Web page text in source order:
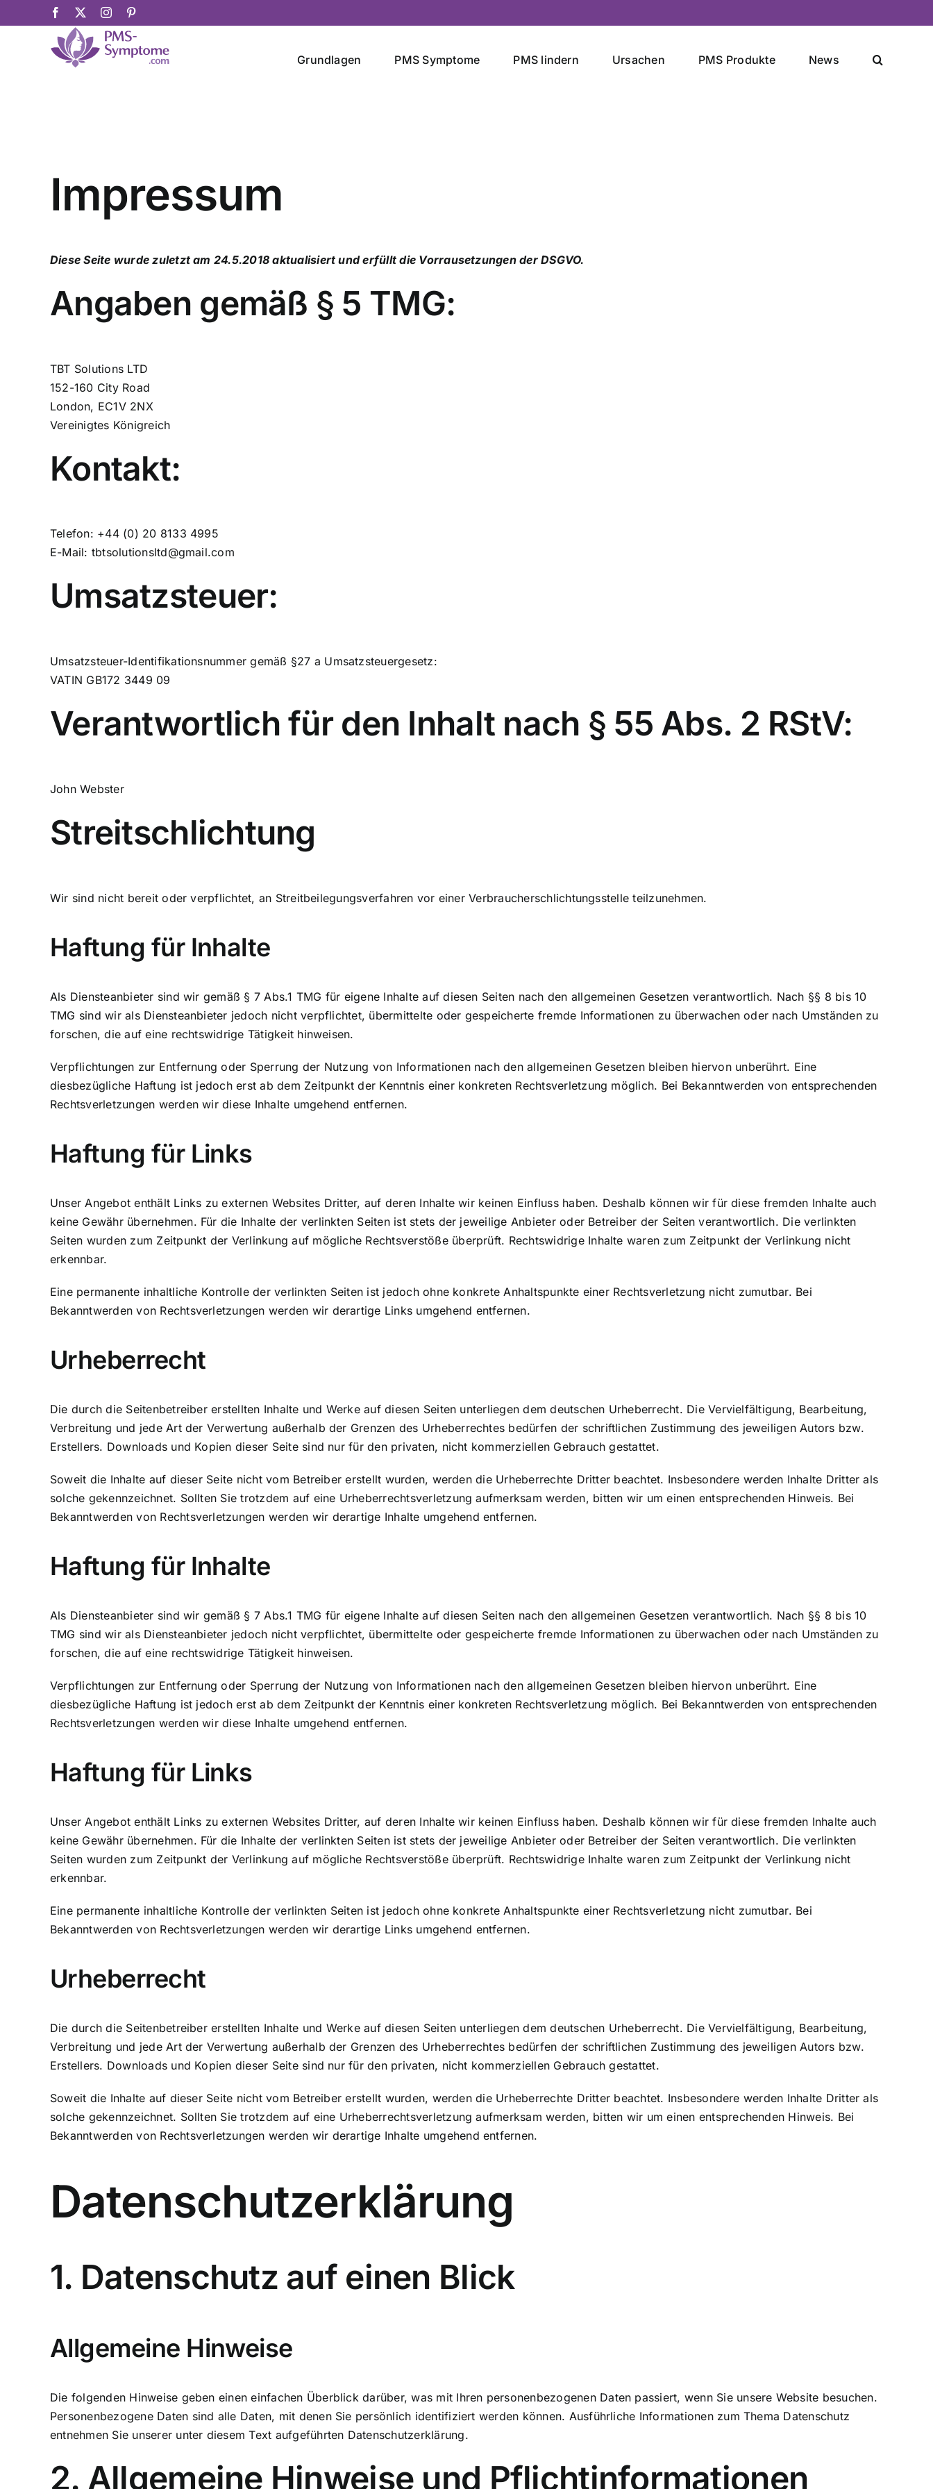
to
Facebook Instagram
Grundlagen PMS Symptome PMS lindern Ursachen PMS Produkte News
Impressum
Diese Seite wurde zuletzt am 24.5.2018 aktualisiert und erfüllt die Vorrausetzungen der DSGVO.
Angaben gemäß § 5 TMG:
TBT Solutions LTD
152-160 City Road
London, EC1V 2NX
Vereinigtes Königreich
Kontakt:
Telefon: +44 (0) 20 8133 4995
E-Mail: tbtsolutionsltd@gmail.com
Umsatzsteuer:
Umsatzsteuer-Identifikationsnummer gemäß §27 a Umsatzsteuergesetz:
VATIN GB172 3449 09
Verantwortlich für den Inhalt nach § 55 Abs. 2 RStV:
John Webster
Streitschlichtung
Wir sind nicht bereit oder verpflichtet, an Streitbeilegungsverfahren vor einer Verbraucherschlichtungsstelle teilzunehmen.
Haftung für Inhalte
Als Diensteanbieter sind wir gemäß § 7 Abs.1 TMG für eigene Inhalte auf diesen Seiten nach den allgemeinen Gesetzen verantwortlich. Nach §§ 8 bis 10
TMG sind wir als Diensteanbieter jedoch nicht verpflichtet, übermittelte oder gespeicherte fremde Informationen zu überwachen oder nach Umständen zu
forschen, die auf eine rechtswidrige Tätigkeit hinweisen.
Verpflichtungen zur Entfernung oder Sperrung der Nutzung von Informationen nach den allgemeinen Gesetzen bleiben hiervon unberührt. Eine
diesbezügliche Haftung ist jedoch erst ab dem Zeitpunkt der Kenntnis einer konkreten Rechtsverletzung möglich. Bei Bekanntwerden von entsprechenden
Rechtsverletzungen werden wir diese Inhalte umgehend entfernen.
Haftung für Links
Unser Angebot enthält Links zu externen Websites Dritter, auf deren Inhalte wir keinen Einfluss haben. Deshalb können wir für diese fremden Inhalte auch
keine Gewähr übernehmen. Für die Inhalte der verlinkten Seiten ist stets der jeweilige Anbieter oder Betreiber der Seiten verantwortlich. Die verlinkten
Seiten wurden zum Zeitpunkt der Verlinkung auf mögliche Rechtsverstöße überprüft. Rechtswidrige Inhalte waren zum Zeitpunkt der Verlinkung nicht
erkennbar.
Eine permanente inhaltliche Kontrolle der verlinkten Seiten ist jedoch ohne konkrete Anhaltspunkte einer Rechtsverletzung nicht zumutbar. Bei
Bekanntwerden von Rechtsverletzungen werden wir derartige Links umgehend entfernen.
Urheberrecht
Die durch die Seitenbetreiber erstellten Inhalte und Werke auf diesen Seiten unterliegen dem deutschen Urheberrecht. Die Vervielfältigung, Bearbeitung,
Verbreitung und jede Art der Verwertung außerhalb der Grenzen des Urheberrechtes bedürfen der schriftlichen Zustimmung des jeweiligen Autors bzw.
Erstellers. Downloads und Kopien dieser Seite sind nur für den privaten, nicht kommerziellen Gebrauch gestattet.
Soweit die Inhalte auf dieser Seite nicht vom Betreiber erstellt wurden, werden die Urheberrechte Dritter beachtet. Insbesondere werden Inhalte Dritter als
solche gekennzeichnet. Sollten Sie trotzdem auf eine Urheberrechtsverletzung aufmerksam werden, bitten wir um einen entsprechenden Hinweis. Bei
Bekanntwerden von Rechtsverletzungen werden wir derartige Inhalte umgehend entfernen.
Haftung für Inhalte
Als Diensteanbieter sind wir gemäß § 7 Abs.1 TMG für eigene Inhalte auf diesen Seiten nach den allgemeinen Gesetzen verantwortlich. Nach §§ 8 bis 10
TMG sind wir als Diensteanbieter jedoch nicht verpflichtet, übermittelte oder gespeicherte fremde Informationen zu überwachen oder nach Umständen zu
forschen, die auf eine rechtswidrige Tätigkeit hinweisen.
Verpflichtungen zur Entfernung oder Sperrung der Nutzung von Informationen nach den allgemeinen Gesetzen bleiben hiervon unberührt. Eine
diesbezügliche Haftung ist jedoch erst ab dem Zeitpunkt der Kenntnis einer konkreten Rechtsverletzung möglich. Bei Bekanntwerden von entsprechenden
Rechtsverletzungen werden wir diese Inhalte umgehend entfernen.
Haftung für Links
Unser Angebot enthält Links zu externen Websites Dritter, auf deren Inhalte wir keinen Einfluss haben. Deshalb können wir für diese fremden Inhalte auch
keine Gewähr übernehmen. Für die Inhalte der verlinkten Seiten ist stets der jeweilige Anbieter oder Betreiber der Seiten verantwortlich. Die verlinkten
Seiten wurden zum Zeitpunkt der Verlinkung auf mögliche Rechtsverstöße überprüft. Rechtswidrige Inhalte waren zum Zeitpunkt der Verlinkung nicht
erkennbar.
Eine permanente inhaltliche Kontrolle der verlinkten Seiten ist jedoch ohne konkrete Anhaltspunkte einer Rechtsverletzung nicht zumutbar. Bei
Bekanntwerden von Rechtsverletzungen werden wir derartige Links umgehend entfernen.
Urheberrecht
Die durch die Seitenbetreiber erstellten Inhalte und Werke auf diesen Seiten unterliegen dem deutschen Urheberrecht. Die Vervielfältigung, Bearbeitung,
Verbreitung und jede Art der Verwertung außerhalb der Grenzen des Urheberrechtes bedürfen der schriftlichen Zustimmung des jeweiligen Autors bzw.
Erstellers. Downloads und Kopien dieser Seite sind nur für den privaten, nicht kommerziellen Gebrauch gestattet.
Soweit die Inhalte auf dieser Seite nicht vom Betreiber erstellt wurden, werden die Urheberrechte Dritter beachtet. Insbesondere werden Inhalte Dritter als
solche gekennzeichnet. Sollten Sie trotzdem auf eine Urheberrechtsverletzung aufmerksam werden, bitten wir um einen entsprechenden Hinweis. Bei
Bekanntwerden von Rechtsverletzungen werden wir derartige Inhalte umgehend entfernen.
Datenschutzerklärung
1. Datenschutz auf einen Blick
Allgemeine Hinweise
Die folgenden Hinweise geben einen einfachen Überblick darüber, was mit Ihren personenbezogenen Daten passiert, wenn Sie unsere Website besuchen.
Personenbezogene Daten sind alle Daten, mit denen Sie persönlich identifiziert werden können. Ausführliche Informationen zum Thema Datenschutz
entnehmen Sie unserer unter diesem Text aufgeführten Datenschutzerklärung.
2. Allgemeine Hinweise und Pflichtinformationen